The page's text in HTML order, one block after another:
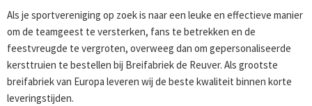
Als je sportvereniging op zoek is naar een leuke en effectieve manier
om de teamgeest te versterken, fans te betrekken en de
feestvreugde te vergroten, overweeg dan om gepersonaliseerde
kersttruien te bestellen bij Breifabriek de Reuver. Als grootste
breifabriek van Europa leveren wij de beste kwaliteit binnen korte
leveringstijden.